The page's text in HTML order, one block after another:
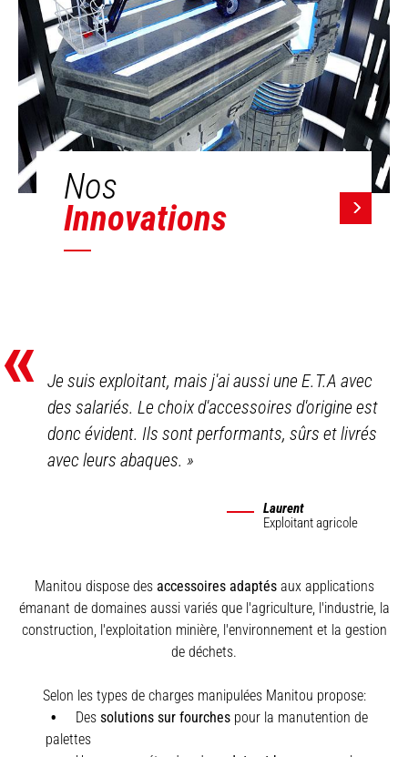
Nos
Innovations
«
Je suis exploitant, mais j'ai aussi une E.T.A avec
des salariés. Le choix d'accessoires d'origine est
donc évident. Ils sont performants, sûrs et livrés
avec leurs abaques.»
Laurent
Exploitant agricole
Manitou dispose des accessoires adaptésaux applications
émanant de domaines aussi variés que l'agriculture, l'industrie, la
construction, l'exploitation minière, l'environnement et la gestion
de déchets.
Selon les types de charges manipulées Manitou propose:
Des solutions sur fourches pour la manutention de
palettes